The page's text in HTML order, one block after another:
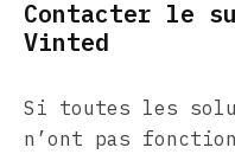
Contacter le
Vinted
Si toutes les
n’ont pas